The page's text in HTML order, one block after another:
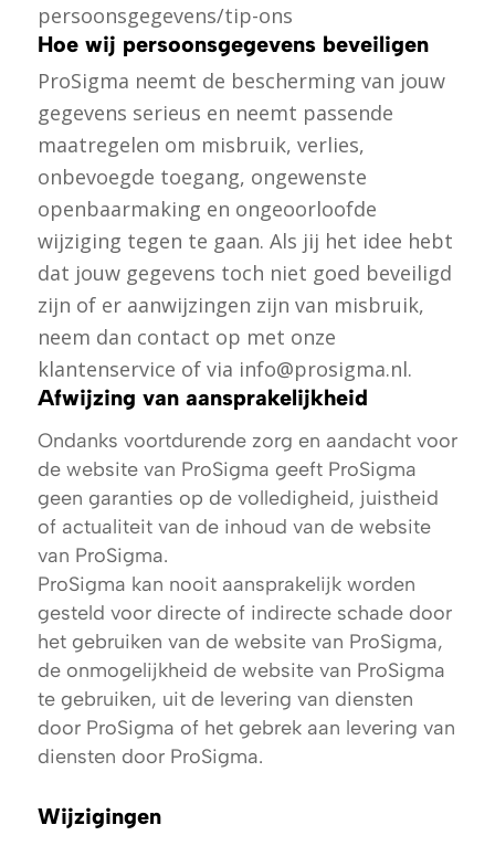
persoonsgegevens/tip-ons
Hoe wij persoonsgegevens beveiligen
ProSigma neemt de bescherming van jouw
gegevens serieus en neemt passende
maatregelen om misbruik, verlies,
onbevoegde toegang, ongewenste
openbaarmaking en ongeoorloofde
wijziging tegen te gaan. Als jij het idee hebt
dat jouw gegevens toch niet goed beveiligd
zijn of er aanwijzingen zijn van misbruik,
neem dan contact op met onze
klantenservice of via info@prosigma.nl.
Afwijzing van aansprakelijkheid
Ondanks voortdurende zorg en aandacht voor
de website van ProSigma geeft ProSigma
geen garanties op de volledigheid, juistheid
of actualiteit van de inhoud van de website
van ProSigma.
ProSigma kan nooit aansprakelijk worden
gesteld voor directe of indirecte schade door
het gebruiken van de website van ProSigma,
de onmogelijkheid de website van ProSigma
te gebruiken, uit de levering van diensten
door ProSigma of het gebrek aan levering van
diensten door ProSigma.
Wijzigingen